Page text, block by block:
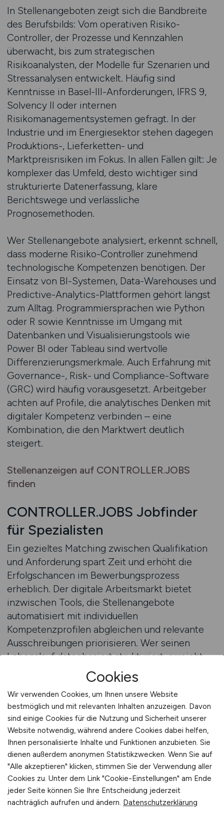
In Stellenangeboten zeigt sich die Bandbreite
des Berufsbilds: Vom operativen Risiko-
Controller, der Prozesse und Kennzahlen
überwacht, bis zum strategischen
Risikoanalysten, der Modelle für Szenarien und
Stressanalysen entwickelt. Häufig sind
Kenntnisse in Basel-III-Anforderungen, IFRS 9,
Solvency II oder internen
Risikomanagementsystemen gefragt. In der
Industrie und im Energiesektor stehen dagegen
Produktions-, Lieferketten- und
Marktpreisrisiken im Fokus. In allen Fällen gilt: Je
komplexer das Umfeld, desto wichtiger sind
strukturierte Datenerfassung, klare
Berichtswege und verlässliche
Prognosemethoden.
Wer Stellenangebote analysiert, erkennt schnell,
dass moderne Risiko-Controller zunehmend
technologische Kompetenzen benötigen. Der
Einsatz von BI-Systemen, Data-Warehouses und
Predictive-Analytics-Plattformen gehört längst
zum Alltag. Programmiersprachen wie Python
oder R sowie Kenntnisse im Umgang mit
Datenbanken und Visualisierungstools wie
Power BI oder Tableau sind wertvolle
Differenzierungsmerkmale. Auch Erfahrung mit
Governance-, Risk- und Compliance-Software
(GRC) wird häufig vorausgesetzt. Arbeitgeber
achten auf Profile, die analytisches Denken mit
digitaler Kompetenz verbinden – eine
Kombination, die den Marktwert deutlich
steigert.
Stellenanzeigen auf CONTROLLER.JOBS
finden
CONTROLLER.JOBS Jobfinder
für Spezialisten
Ein gezieltes Matching zwischen Qualifikation
und Anforderung spart Zeit und erhöht die
Erfolgschancen im Bewerbungsprozess
erheblich. Der digitale Arbeitsmarkt bietet
inzwischen Tools, die Stellenangebote
automatisiert mit individuellen
Kompetenzprofilen abgleichen und relevante
Ausschreibungen priorisieren. Wer seinen
Lebenslauf datenbasiert strukturiert, erreicht
präzisere Treffer. Das gilt besonders im
Risikomanagement, wo Spezialisierungen wie
operationelles Risiko, Marktrisiko,
Liquiditätssteuerung oder Compliance-Kontrolle
entscheidend sind. Der Fokus sollte darauf
liegen, die eigene Expertise in Kennzahlen,
Systemen und Projekterfahrungen messbar zu
machen.
Wer systematisch vorgeht, filtert Stellen nach
Funktionsbereich, Unternehmensgröße,
Cookies
Wir verwenden Cookies, um Ihnen unsere Website
bestmöglich und mit relevanten Inhalten anzuzeigen. Davon
sind einige Cookies für die Nutzung und Sicherheit unserer
Website notwendig, während andere Cookies dabei helfen,
Ihnen personalisierte Inhalte und Funktionen anzubieten. Sie
dienen außerdem anonymen Statistikzwecken. Wenn Sie auf
"Alle akzeptieren" klicken, stimmen Sie der Verwendung aller
Cookies zu. Unter dem Link "Cookie-Einstellungen" am Ende
jeder Seite können Sie Ihre Entscheidung jederzeit
nachträglich aufrufen und ändern. Datenschutzerklärung